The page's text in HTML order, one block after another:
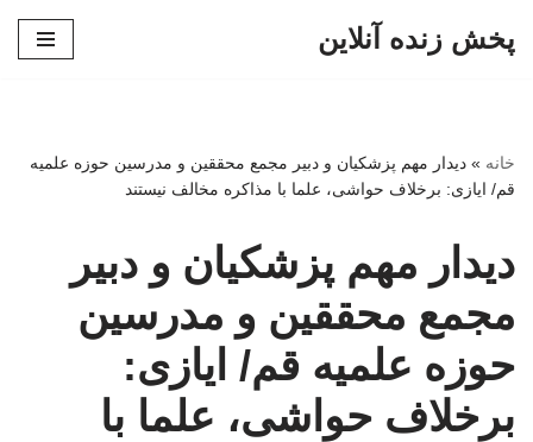
پخش زنده آنلاین
خانه » دیدار مهم پزشکیان و دبیر مجمع محققین و مدرسین حوزه علمیه
قم/ ایازی: برخلاف حواشی، علما با مذاکره مخالف نیستند
دیدار مهم پزشکیان و دبیر
مجمع محققین و مدرسین
حوزه علمیه قم/ ایازی:
برخلاف حواشی، علما با